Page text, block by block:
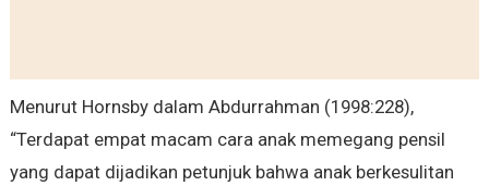
Menurut Hornsby dalam Abdurrahman (1998:228),
“Terdapat empat macam cara anak memegang pensil
yang dapat dijadikan petunjuk bahwa anak berkesulitan